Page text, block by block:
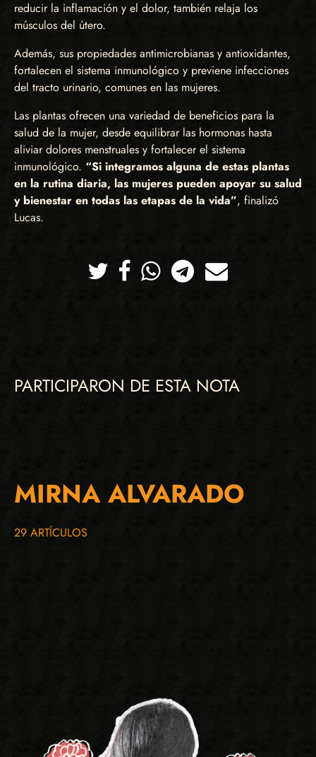
reducir la inflamación y el dolor, también relaja los
músculos del útero.
Además, sus propiedades antimicrobianas y antioxidantes,
fortalecen el sistema inmunológico y previene infecciones
del tracto urinario, comunes en las mujeres.
Las plantas ofrecen una variedad de beneficios para la
salud de la mujer, desde equilibrar las hormonas hasta
aliviar dolores menstruales y fortalecer el sistema
inmunológico. “Si integramos alguna de estas plantas
en la rutina diaria, las mujeres pueden apoyar su salud
y bienestar en todas las etapas de la vida”, finalizó
Lucas.
TwitterFacebookWhatsappTelegramCorreo
PARTICIPARON DE ESTA NOTA
MIRNA ALVARADO
29 ARTÍCULOS